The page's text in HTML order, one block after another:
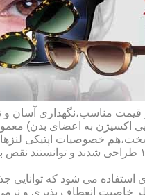
قیمت مناسب،نگهداری آسان
اکسیژن به اعضای بدن)
خصوصیات اپتیکی
راحت تر هستند.در حقیقت این لنزها که از پلیمرهای نفوذپذیر به اکسیژن ساخته شده اند،در
استفاده می شود که
خاصیت انعطاف پذیری و